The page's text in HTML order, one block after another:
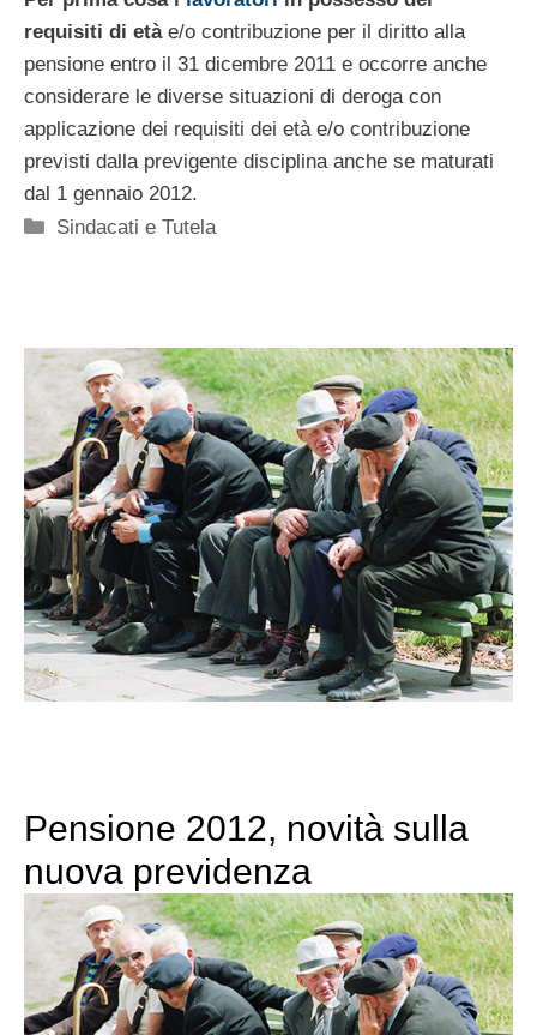
requisiti di etàe/o contribuzione per il diritto alla
pensione entro il 31 dicembre 2011 e occorre anche
considerare le diverse situazioni di deroga con
applicazione dei requisiti dei età e/o contribuzione
previsti dalla previgente disciplina anche se maturati
dal 1 gennaio 2012.
Categorie
Sindacati e Tutela
Pensione 2012, novità sulla
nuova previdenza